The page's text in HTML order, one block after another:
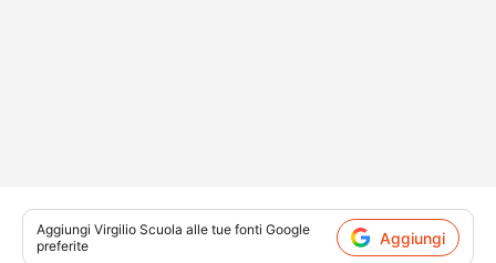
Aggiungi Virgilio Scuola alle tue fonti Google
preferite
Aggiungi